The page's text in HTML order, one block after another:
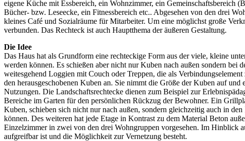
eigene Küche mit Essbereich, ein Wohnzimmer, ein Gemeinschaftsbereich
Bücher- bzw. Leseecke, ein Fitnessbereich etc.. Abgesehen von den drei
kleines Café und Sozialräume für Mitarbeiter. Um eine möglichst große
verbunden. Das Rechteck ist auch Hauptthema der äußeren Gestaltung.
Die Idee
Das Haus hat als Grundform eine rechteckige Form aus der viele, kleine
werden können. Es schießen aber nicht nur Kuben nach außen sondern
weitesgehend Loggien mit Couch oder Treppen, die als
den herausgeschobenen Kuben an. Sie nimmt die Größe der Kuben auf
Nutzungen. Die Landschaftsrechtecke dienen zum Beispiel zur
Bereiche im Garten für den persönlichen Rückzug der Bewohner. Ein
Kuben, schieben sich nicht nur nach außen, sondern gleichzeitig auch in
können. Des weiteren hat jede Etage in Kontrast zu dem Material Beton
Einzelzimmer in zwei von den drei Wohngruppen vorgesehen. Im Hinblick
aufgreifbar ist und die Möglichkeit zur Vernetzung besteht.